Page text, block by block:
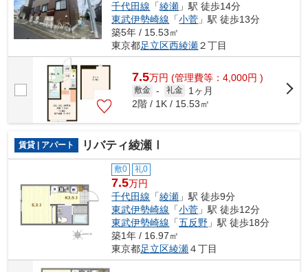
千代田線 「綾瀬 」駅 徒歩14分
東武伊勢崎線 「小菅 」駅 徒歩13分
築5年 / 15.53㎡
東京都足立区西綾瀬２丁目
7.5万円 (管理費等：4,000円 )
敷金 - 礼金
1ヶ月
2階 / 1K / 15.53㎡
賃貸 | アパート リバティ綾瀬Ⅰ
敷0 礼0
7.5万円
千代田線 「綾瀬 」駅 徒歩9分
東武伊勢崎線 「小菅 」駅 徒歩12分
東武伊勢崎線 「五反野 」駅 徒歩18分
築1年 / 16.97㎡
東京都足立区綾瀬４丁目